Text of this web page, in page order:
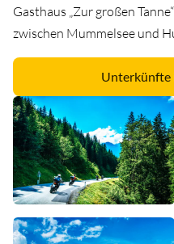
Gasthaus „Zur großen
zwischen Mummelsee und
Unterkünfte